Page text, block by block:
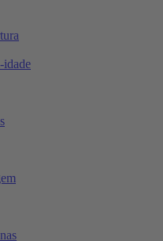
idade